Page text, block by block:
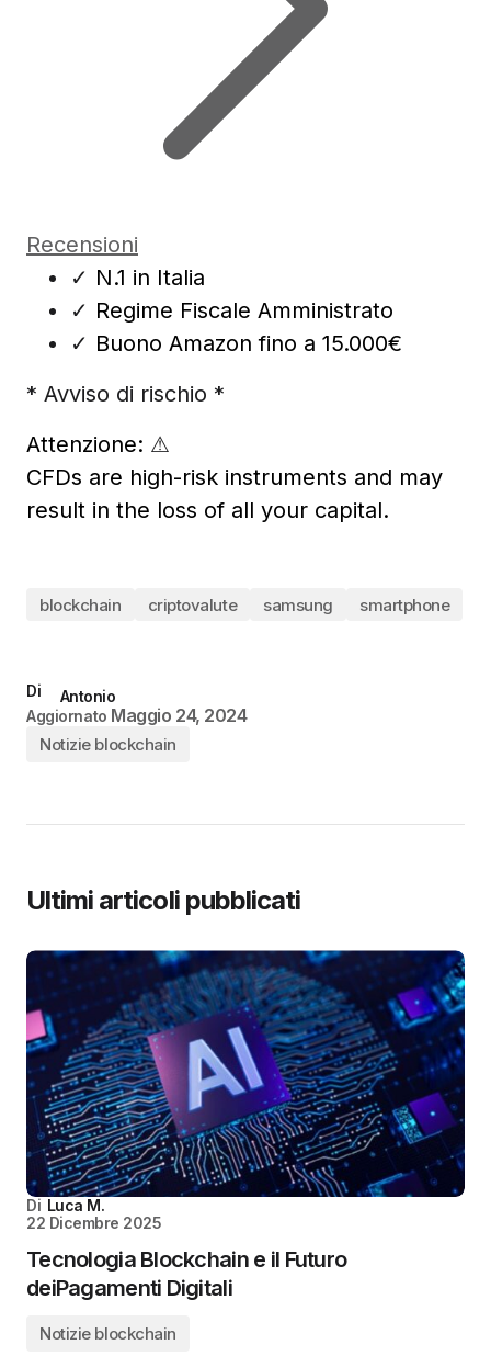
Recensioni
✓ N.1 in Italia
✓ Regime Fiscale Amministrato
✓ Buono Amazon fino a 15.000€
* Avviso di rischio *
Attenzione: ⚠
CFDs are high-risk instruments and may
result in the loss of all your capital.
blockchain criptovalute samsung smartphone
Di
Antonio
Aggiornato Maggio 24, 2024
Notizie blockchain
Ultimi articoli pubblicati
Di Luca M.
22 Dicembre 2025
Tecnologia Blockchain e il Futuro
deiPagamenti Digitali
Notizie blockchain